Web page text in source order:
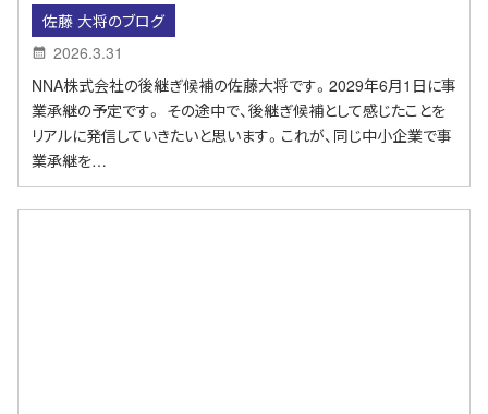
佐藤 大将のブログ
2026.3.31
NNA株式会社の後継ぎ候補の佐藤大将です。2029年6月1日に事
業承継の予定です。 その途中で、後継ぎ候補として感じたことを
リアルに発信していきたいと思います。これが、同じ中小企業で事
業承継を…